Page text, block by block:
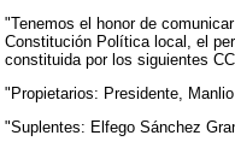
"Tenemos el honor de
Constitución Política local, el
constituida por los siguientes
"Propietarios: Presidente,
"Suplentes: Elfego Sánchez